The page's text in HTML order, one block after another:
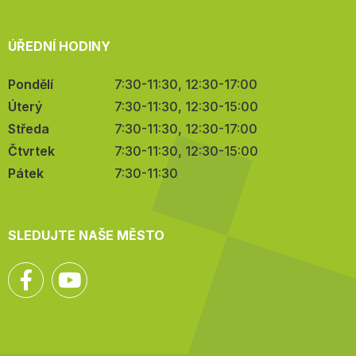
ÚŘEDNÍ HODINY
Pondělí
7:30-11:30, 12:30-17:00
Úterý
7:30-11:30, 12:30-15:00
Středa
7:30-11:30, 12:30-17:00
Čtvrtek
7:30-11:30, 12:30-15:00
Pátek
7:30-11:30
SLEDUJTE NAŠE MĚSTO
Facebook